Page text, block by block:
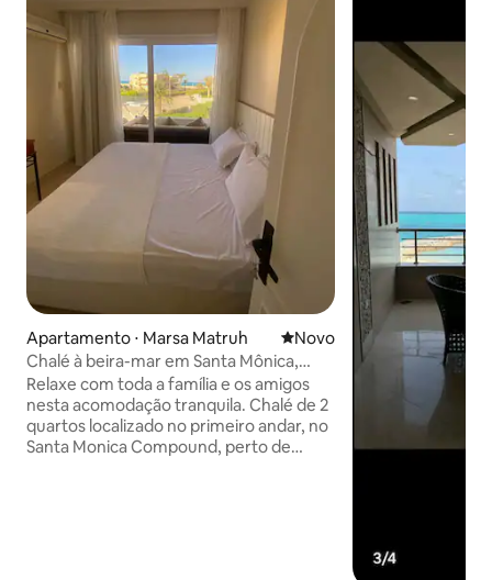
Apartamento ⋅ Marsa Matruh Novo lugar para ficar
Novo
Chalé à beira-mar em Santa Mônica,
perto da Baía de Almaza
Relaxe com toda a família e os amigos
nesta acomodação tranquila. Chalé de 2
quartos localizado no primeiro andar, no
Santa Monica Compound, perto de